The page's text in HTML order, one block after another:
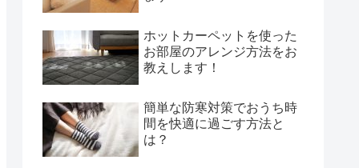
ホットカーペットを使った
お部屋のアレンジ方法をお
教えします！
簡単な防寒対策でおうち時
間を快適に過ごす方法と
は？